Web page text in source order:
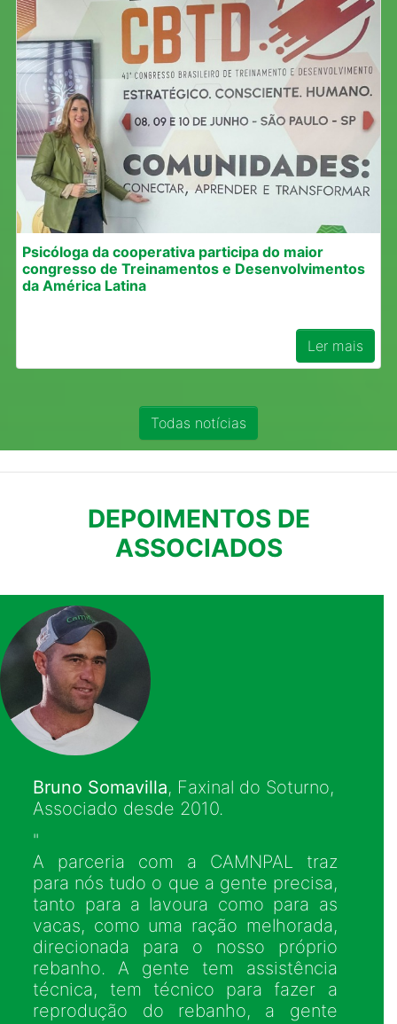
Psicóloga da cooperativa participa do maior
congresso de Treinamentos e Desenvolvimentos
da América Latina
Ler mais
Todas notícias
DEPOIMENTOS DE
ASSOCIADOS
Eduardo Fronchetti, Júlio de
Castilhos, Associado desde 2010.
"Começamos a comprar ração da
CAMNPAL pela facilidade de
entrega, pontualidade, por
trabalharem com uma ração
personalizada dependendo das
necessidades de cada animal, e
desde que começou, nós só fomos
melhorando e aumentando a
produção."